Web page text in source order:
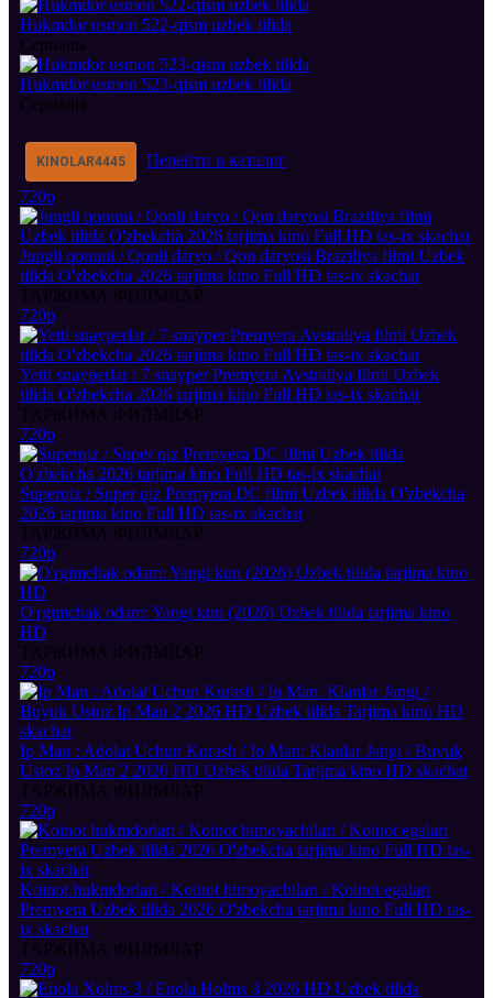
Hukmdor usmon 522-qism uzbek tilida
Сериалы
Hukmdor usmon 523-qism uzbek tilida
Сериалы
KINOLAR4445
Перейти в каталог
720p
Jungli qonuni / Qonli daryo / Qon daryosi Braziliya filmi Uzbek
tilida O'zbekcha 2026 tarjima kino Full HD tas-ix skachat
ТАРЖИМА ФИЛМЛАР
720p
Yetti snayperlar / 7 snayper Premyera Avstraliya filmi Uzbek
tilida O'zbekcha 2026 tarjima kino Full HD tas-ix skachat
ТАРЖИМА ФИЛМЛАР
720p
Superqiz / Super qiz Premyera DC filmi Uzbek tilida O'zbekcha
2026 tarjima kino Full HD tas-ix skachat
ТАРЖИМА ФИЛМЛАР
720p
O'rgimchak odam: Yangi kun (2026) Uzbek tilida tarjima kino
HD
ТАРЖИМА ФИЛМЛАР
720p
Ip Man : Adolat Uchun Kurash / Ip Man: Klanlar Jangi / Buyuk
Ustoz Ip Man 2 2026 HD Uzbek tilida Tarjima kino HD skachat
ТАРЖИМА ФИЛМЛАР
720p
Koinot hukmdorlari / Koinot himoyachilari / Koinot egalari
Premyera Uzbek tilida 2026 O'zbekcha tarjima kino Full HD tas-
ix skachat
ТАРЖИМА ФИЛМЛАР
720p